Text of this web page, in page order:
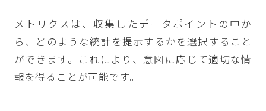
メトリクスは、収集したデータポイントの中か
ら、どのような統計を提示するかを選択すること
ができます。これにより、意図に応じて適切な情
報を得ることが可能です。